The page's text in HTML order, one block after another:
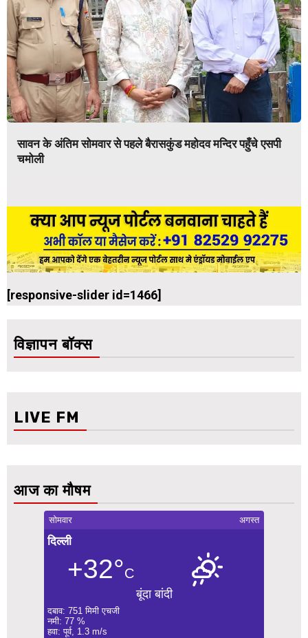
सावन के अंतिम सोमवार से पहले बैरासकुंड महोदव मन्दिर पहुँचे एसपी
चमोली
[responsive-slider id=1466]
विज्ञापन बॉक्स
LIVE FM
आज का मौषम
सोमवार अगस्त
दिल्ली
+32°C
बूंदा बांदी
दबाव: 751 मिमी एचजी
नमी: 77 %
हवा: पूर्व, 1.3 m/s